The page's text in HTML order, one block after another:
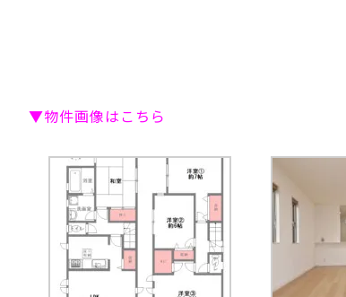
▼物件画像はこちら